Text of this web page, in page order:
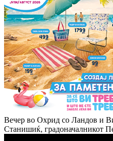
Вечер во Охрид со Ландов и
Станишиќ, градоначалникот